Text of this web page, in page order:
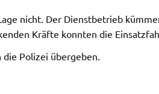
nicht. Der Dienstbetrieb
Kräfte konnten die
Polizei übergeben.